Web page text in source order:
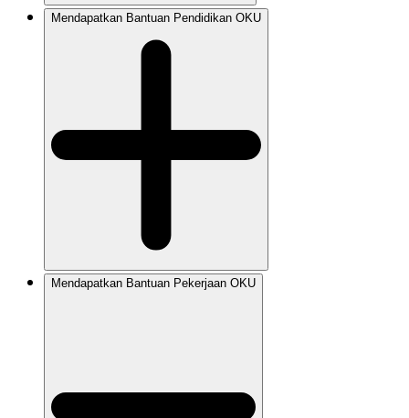
Mendapatkan Bantuan Pendidikan OKU
Mendapatkan Bantuan Pekerjaan OKU